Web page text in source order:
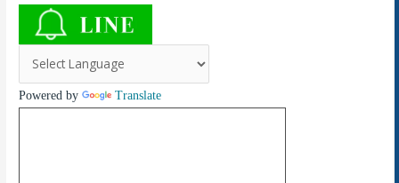
Powered by Translate